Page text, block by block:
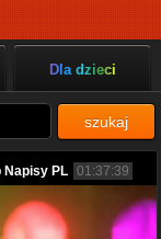
Dla dzieci
szukaj
Napisy PL 01:37:39